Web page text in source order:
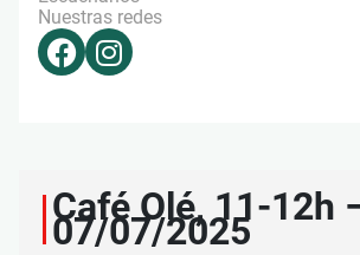
Nuestras redes
Café Olé, 11-12h
07/07/2025